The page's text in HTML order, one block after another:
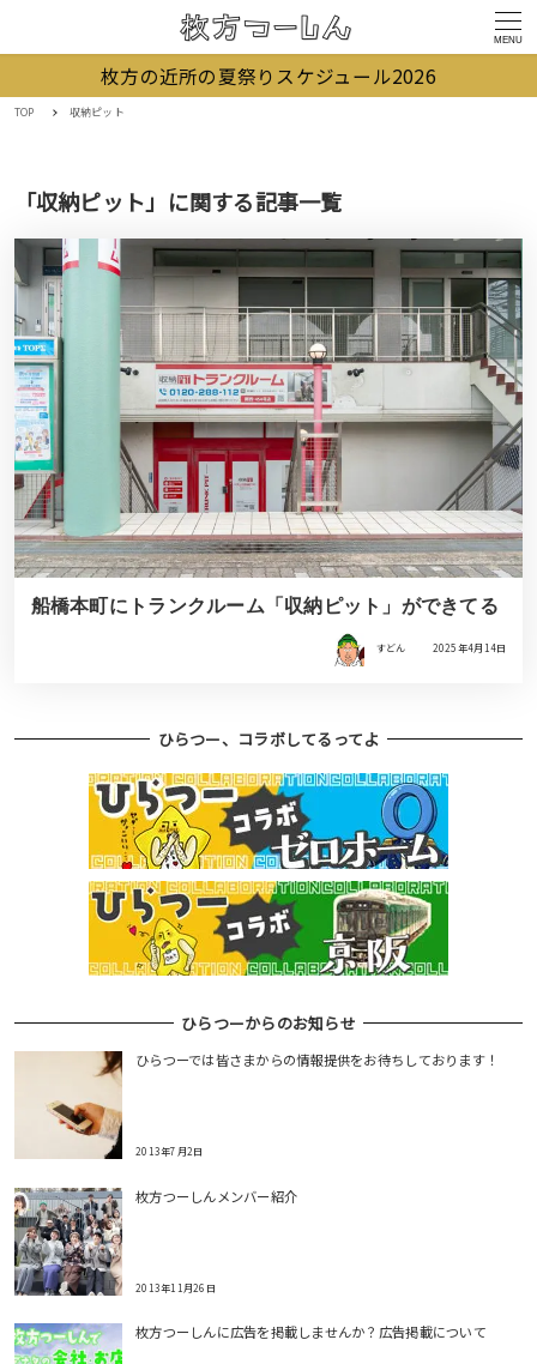
MENU
枚方の近所の夏祭りスケジュール2026
TOP 収納ピット
「収納ピット」に関する記事一覧
船橋本町にトランクルーム「収納ピット」ができてる
すどん 2025年4月14日
ひらつー、コラボしてるってよ
ひらつーからのお知らせ
ひらつーでは皆さまからの情報提供をお待ちしております！
2013年7月2日
枚方つーしんメンバー紹介
2013年11月26日
枚方つーしんに広告を掲載しませんか？広告掲載について